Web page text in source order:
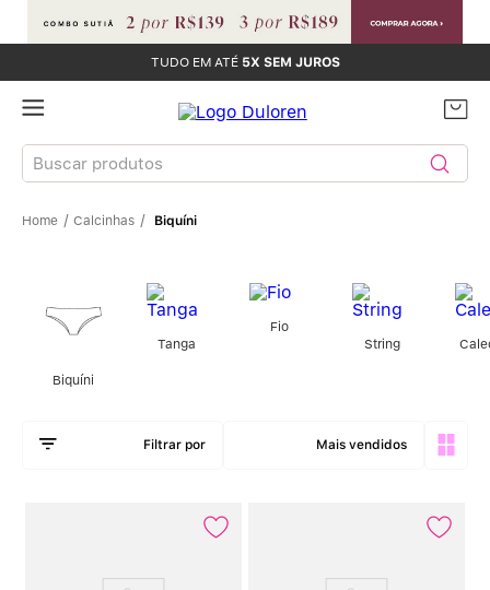
TUDO EM ATÉ 5X SEM JUROS
Buscar produtos
Calcinhas Biquíni
Biquíni
Tanga
Fio
String
Mais vendidos
TERMOS MAIS BUSCADOS
2º
3º
Conjunto